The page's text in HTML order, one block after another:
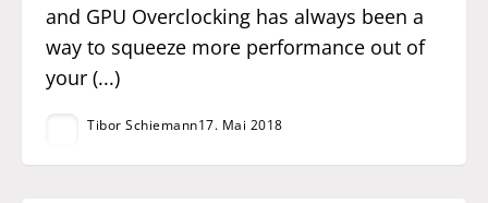
and GPU Overclocking has always been a
way to squeeze more performance out of
your (...)
Tibor Schiemann17. Mai 2018